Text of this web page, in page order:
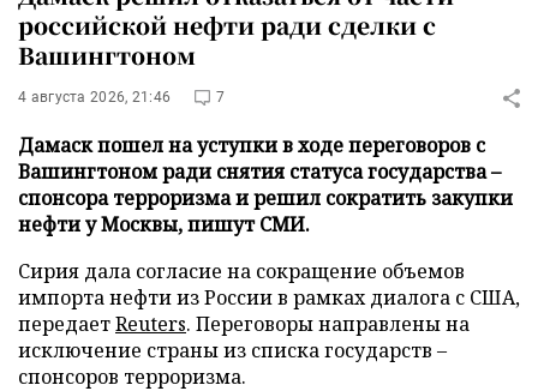
российской нефти ради сделки с
Вашингтоном
4 августа 2026, 21:46 7
Дамаск пошел на уступки в ходе переговоров с
Вашингтоном ради снятия статуса государства –
спонсора терроризма и решил сократить закупки
нефти у Москвы, пишут СМИ.
Сирия дала согласие на сокращение объемов
импорта нефти из России в рамках диалога с США,
передаетReuters. Переговоры направлены на
исключение страны из списка государств –
спонсоров терроризма.